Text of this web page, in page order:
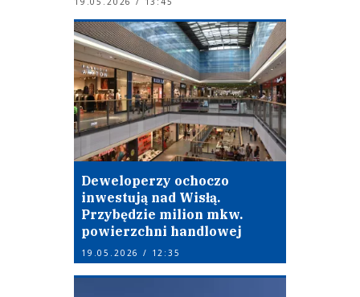
Deweloperzy ochoczo
inwestują nad Wisłą.
Przybędzie milion mkw.
powierzchni handlowej
19.05.2026 / 12:35